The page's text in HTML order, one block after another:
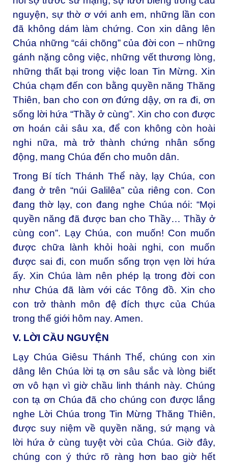
nguyện, sự thờ ơ với anh em, những lần con
đã không dám làm chứng. Con xin dâng lên
Chúa những “cái chõng” của đời con – những
gánh nặng công việc, những vết thương lòng,
những thất bại trong việc loan Tin Mừng. Xin
Chúa chạm đến con bằng quyền năng Thăng
Thiên, ban cho con ơn đứng dậy, ơn ra đi, ơn
sống lời hứa “Thầy ở cùng”. Xin cho con được
ơn hoán cải sâu xa, để con không còn hoài
nghi nữa, mà trở thành chứng nhân sống
động, mang Chúa đến cho muôn dân.
Trong Bí tích Thánh Thể này, lạy Chúa, con
đang ở trên “núi Galilêa” của riêng con. Con
đang thờ lạy, con đang nghe Chúa nói: “Mọi
quyền năng đã được ban cho Thầy… Thầy ở
cùng con”. Lạy Chúa, con muốn! Con muốn
được chữa lành khỏi hoài nghi, con muốn
được sai đi, con muốn sống trọn vẹn lời hứa
ấy. Xin Chúa làm nên phép lạ trong đời con
như Chúa đã làm với các Tông đồ. Xin cho
con trở thành môn đệ đích thực của Chúa
trong thế giới hôm nay. Amen.
V. LỜI CẦU NGUYỆN
Lạy Chúa Giêsu Thánh Thể, chúng con xin
dâng lên Chúa lời tạ ơn sâu sắc và lòng biết
ơn vô hạn vì giờ chầu linh thánh này. Chúng
con tạ ơn Chúa đã cho chúng con được lắng
nghe Lời Chúa trong Tin Mừng Thăng Thiên,
được suy niệm về quyền năng, sứ mạng và
lời hứa ở cùng tuyệt vời của Chúa. Giờ đây,
chúng con ý thức rõ ràng hơn bao giờ hết